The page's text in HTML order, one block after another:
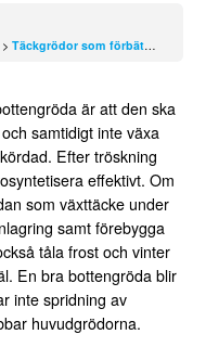
Täckgrödor som förbättrar jordhälsan
är att den ska
samtidigt inte växa
Efter tröskning
effektivt. Om
som växttäcke under
samt förebygga
tåla frost och vinter
En bra bottengröda blir
inte spridning av
huvudgrödorna.